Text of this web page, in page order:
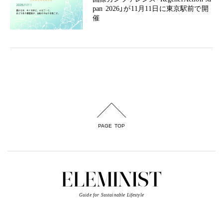
pan 2026」が11月11日に東京駅前で開
催
PAGE TOP
Guide for Sustainable Lifestyle